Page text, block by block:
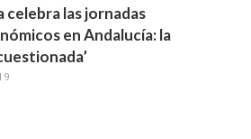
celebra las jornadas
en Andalucía: la